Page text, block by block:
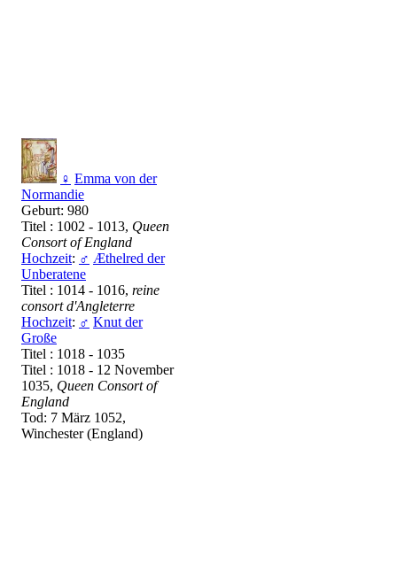
♀ Emma von der
Normandie
Geburt: 980
Titel : 1002 - 1013, Queen
Consort of England
Hochzeit: ♂ Æthelred der
Unberatene
Titel : 1014 - 1016, reine
consort d'Angleterre
Hochzeit: ♂ Knut der
Große
Titel : 1018 - 1035
Titel : 1018 - 12 November
1035, Queen Consort of
England
Tod: 7 März 1052,
Winchester (England)